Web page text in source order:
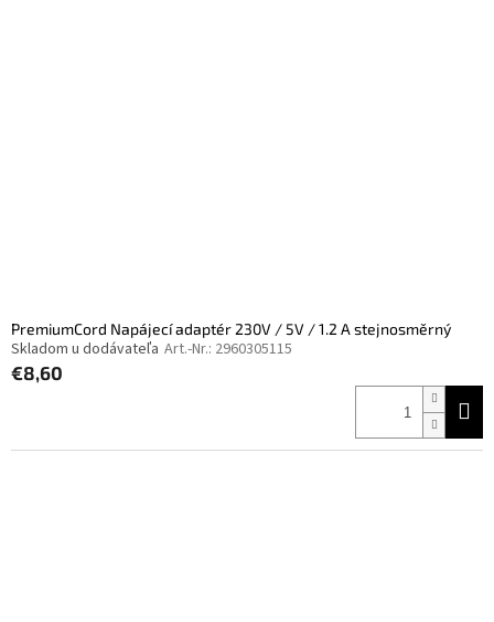
PremiumCord Napájecí adaptér 230V / 5V / 1.2 A stejnosměrný
Skladom u dodávateľa Art.-Nr.: 2960305115
€8,60